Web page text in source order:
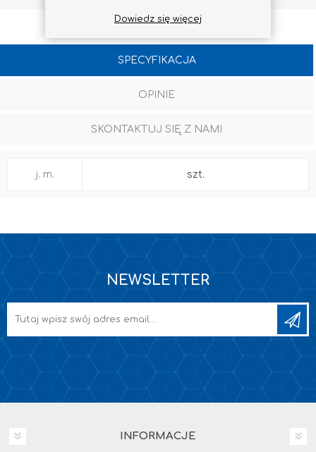
SPECYFIKACJA
OPINIE
SKONTAKTUJ SIĘ Z NAMI
j. m. szt.
NEWSLETTER
INFORMACJE
Dowiedz się więcej